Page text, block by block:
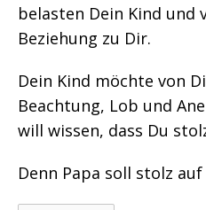
belasten Dein Kind und
Beziehung zu Dir.
Dein Kind möchte von
Beachtung, Lob und
will wissen, dass Du
Denn Papa soll stolz